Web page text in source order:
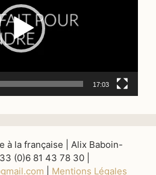
17:03
à la française | Alix Baboin-
(0)6 81 43 78 30 |
Mentions Légales